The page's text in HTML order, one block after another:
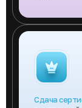
Сдача